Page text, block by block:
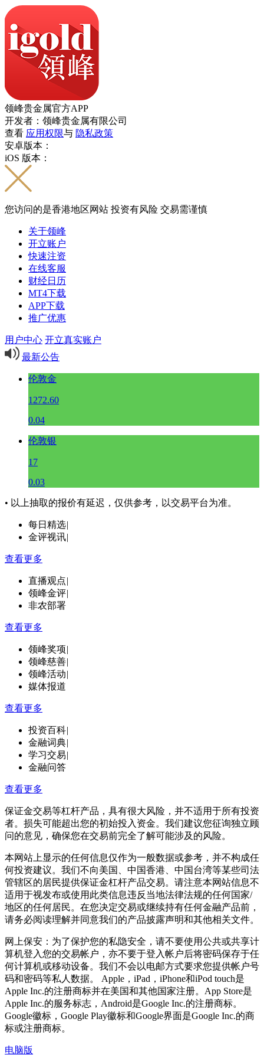
领峰贵金属官方APP
开发者：领峰贵金属有限公司
查看 应用权限与 隐私政策
安卓版本：
iOS 版本：
您访问的是香港地区网站 投资有风险 交易需谨慎
关于领峰
开立账户
快速注资
在线客服
财经日历
MT4下载
APP下载
推广优惠
用户中心 开立真实账户
最新公告
伦敦金
1272.60
0.04
伦敦银
17
0.03
• 以上抽取的报价有延迟，仅供参考，以交易平台为准。
每日精选|
金评视讯|
查看更多
直播观点|
领峰金评|
非农部署
查看更多
领峰奖项|
领峰慈善|
领峰活动|
媒体报道
查看更多
投资百科|
金融词典|
学习交易|
金融问答
查看更多
保证金交易等杠杆产品，具有很大风险，并不适用于所有投资
者。损失可能超出您的初始投入资金。我们建议您征询独立顾
问的意见，确保您在交易前完全了解可能涉及的风险。
本网站上显示的任何信息仅作为一般数据或参考，并不构成任
何投资建议。我们不向美国、中国香港、中国台湾等某些司法
管辖区的居民提供保证金杠杆产品交易。请注意本网站信息不
适用于视发布或使用此类信息违反当地法律法规的任何国家/
地区的任何居民。在您决定交易或继续持有任何金融产品前，
请务必阅读理解并同意我们的产品披露声明和其他相关文件。
网上保安：为了保护您的私隐安全，请不要使用公共或共享计
算机登入您的交易帐户，亦不要于登入帐户后将密码保存于任
何计算机或移动设备。我们不会以电邮方式要求您提供帐户号
码和密码等私人数据。 Apple，iPad，iPhone和iPod touch是
Apple Inc.的注册商标并在美国和其他国家注册。App Store是
Apple Inc.的服务标志，Android是Google Inc.的注册商标。
Google徽标，Google Play徽标和Google界面是Google Inc.的商
标或注册商标。
电脑版